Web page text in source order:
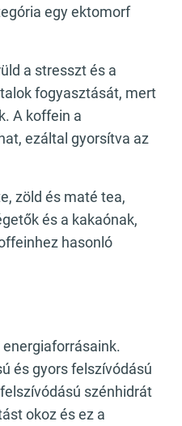
egy ektomorf
a stresszt és a
fogyasztását, mert
A koffein a
ezáltal gyorsítva az
zöld és maté tea,
és a kakaónak,
hasonló
és gyors felszívódású
szénhidrát
okoz és ez a